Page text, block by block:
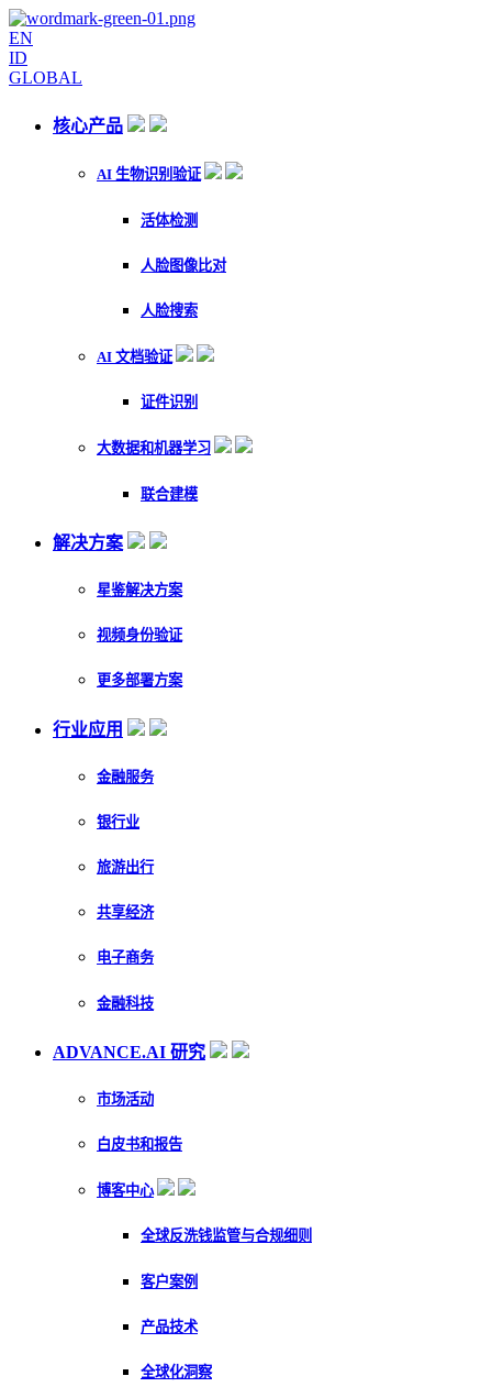
EN
ID
GLOBAL
核心产品
AI 生物识别验证
活体检测
人脸图像比对
人脸搜索
AI 文档验证
证件识别
大数据和机器学习
联合建模
解决方案
星鉴解决方案
视频身份验证
更多部署方案
行业应用
金融服务
银行业
旅游出行
共享经济
电子商务
金融科技
ADVANCE.AI 研究
市场活动
白皮书和报告
博客中心
全球反洗钱监管与合规细则
客户案例
产品技术
全球化洞察